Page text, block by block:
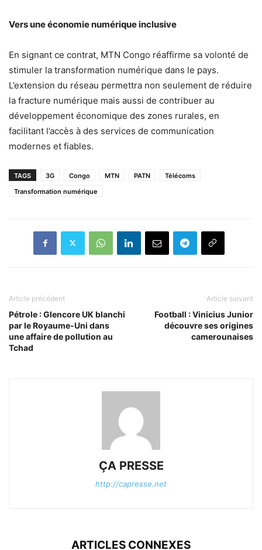
Vers une économie numérique inclusive
En signant ce contrat, MTN Congo réaffirme sa volonté de
stimuler la transformation numérique dans le pays.
L’extension du réseau permettra non seulement de réduire
la fracture numérique mais aussi de contribuer au
développement économique des zones rurales, en
facilitant l’accès à des services de communication
modernes et fiables.
TAGS 3G Congo MTN PATN
Télécoms
Transformation numérique
Article précédent
Pétrole : Glencore UK blanchi
par le Royaume-Uni dans
une affaire de pollution au
Tchad
Article suivant
Football : Vinicius Junior
découvre ses origines
camerounaises
ÇA PRESSE
http://capresse.net
ARTICLES CONNEXES